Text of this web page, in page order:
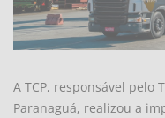
A TCP, responsável pelo
Paranaguá, realizou a